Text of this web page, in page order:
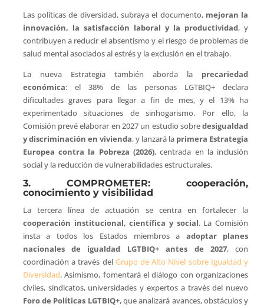
Las políticas de diversidad, subraya el documento, mejoran la
innovación, la satisfacción laboral y la productividad, y
contribuyen a reducir el absentismo y el riesgo de problemas de
salud mental asociados al estrés y la exclusión en el trabajo.
La nueva Estrategia también aborda la precariedad
económica: el 38% de las personas LGTBIQ+ declara
dificultades graves para llegar a fin de mes, y el 13% ha
experimentado situaciones de sinhogarismo. Por ello, la
Comisión prevé elaborar en 2027 un estudio sobredesigualdad
y discriminación en vivienda, y lanzará la primera Estrategia
Europea contra la Pobreza (2026), centrada en la inclusión
social y la reducción de vulnerabilidades estructurales.
3. COMPROMETER: cooperación,
conocimiento y visibilidad
La tercera línea de actuación se centra en fortalecer la
cooperación institucional, científica y social. La Comisión
insta a todos los Estados miembros a adoptar planes
nacionales de igualdad LGTBIQ+ antes de 2027, con
coordinación a través del Grupo de Alto Nivel sobre Igualdad y
Diversidad. Asimismo, fomentará el diálogo con organizaciones
civiles, sindicatos, universidades y expertos a través del nuevo
Foro de Políticas LGTBIQ+, que analizará avances, obstáculos y